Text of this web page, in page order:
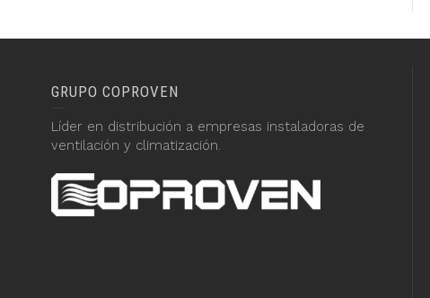
GRUPO COPROVEN
Líder en distribución a empresas instaladoras de
ventilación y climatización.